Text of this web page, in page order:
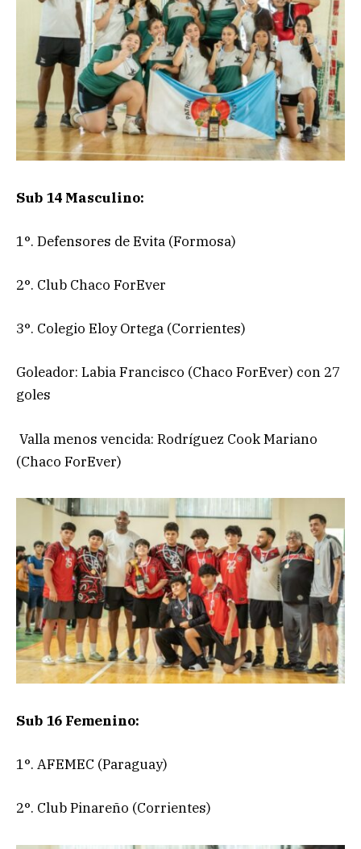
Sub 14 Masculino:
1°. Defensores de Evita (Formosa)
2°. Club Chaco ForEver
3°. Colegio Eloy Ortega (Corrientes)
Goleador: Labia Francisco (Chaco ForEver) con 27
goles
Valla menos vencida: Rodríguez Cook Mariano
(Chaco ForEver)
Sub 16 Femenino:
1°. AFEMEC (Paraguay)
2°. Club Pinareño (Corrientes)